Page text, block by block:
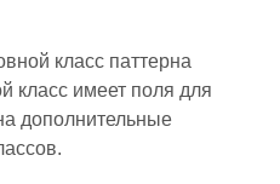
класс паттерна
класс имеет поля для
дополнительные